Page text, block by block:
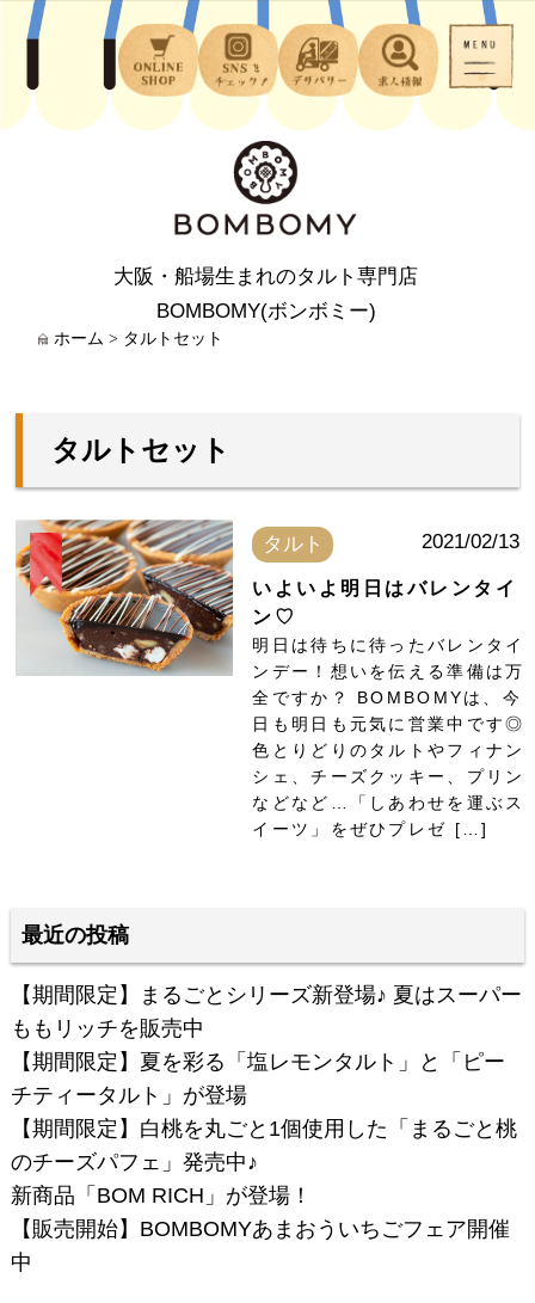
大阪・船場生まれのタルト専門店
BOMBOMY(ボンボミー)
ホーム > タルトセット
タルトセット
タルト 2021/02/13
いよいよ明日はバレンタイ
ン♡
明日は待ちに待ったバレンタイ
ンデー！想いを伝える準備は万
全ですか？ BOMBOMYは、今
日も明日も元気に営業中です◎
色とりどりのタルトやフィナン
シェ、チーズクッキー、プリン
などなど…「しあわせを運ぶス
イーツ」をぜひプレゼ […]
最近の投稿
【期間限定】まるごとシリーズ新登場♪ 夏はスーパー
ももリッチを販売中
【期間限定】夏を彩る「塩レモンタルト」と「ピー
チティータルト」が登場
【期間限定】白桃を丸ごと1個使用した「まるごと桃
のチーズパフェ」発売中♪
新商品「BOM RICH」が登場！
【販売開始】BOMBOMYあまおういちごフェア開催
中